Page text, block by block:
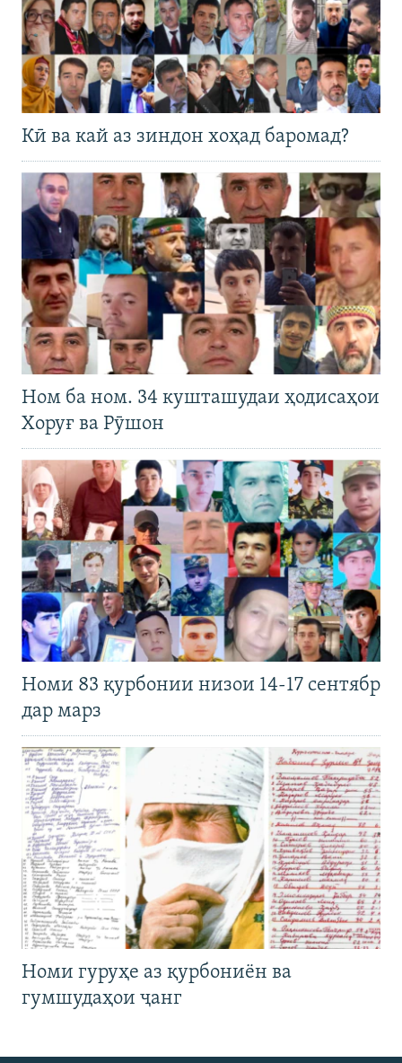
Кӣ ва кай аз зиндон хоҳад баромад?
Ном ба ном. 34 кушташудаи ҳодисаҳои
Хоруғ ва Рӯшон
Номи 83 қурбонии низои 14-17 сентябр
дар марз
Номи гуруҳе аз қурбониён ва
гумшудаҳои ҷанг